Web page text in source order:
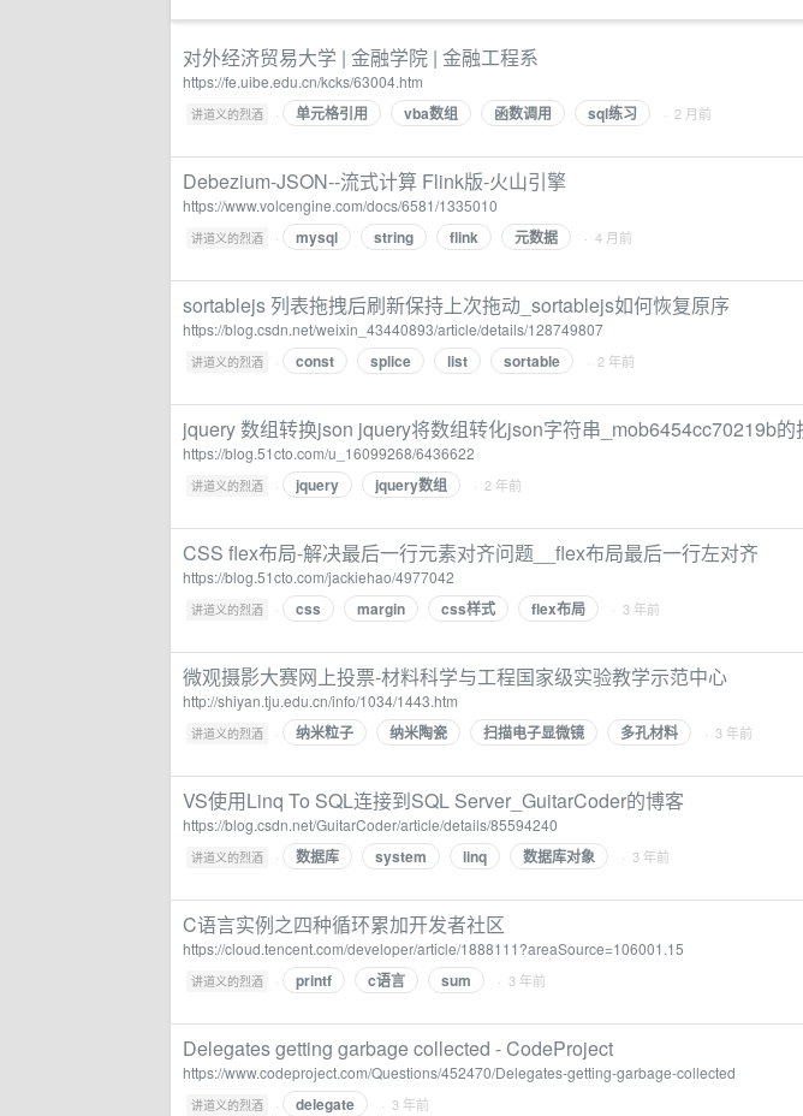
对外经济贸易大学 | 金融学院 | 金融工程系
https://fe.uibe.edu.cn/kcks/63004.htm
讲道义的烈酒 · 单元格引用 vba数组 函数调用 sql练习 · 2 月前
Debezium-JSON--流式计算 Flink版-火山引擎
https://www.volcengine.com/docs/6581/1335010
讲道义的烈酒 · mysql string flink 元数据 · 4 月前
sortablejs 列表拖拽后刷新保持上次拖动_sortablejs如何恢复原序
https://blog.csdn.net/weixin_43440893/article/details/128749807
讲道义的烈酒 · const splice list sortable · 2 年前
jquery 数组转换json jquery将数组转化json字符串_mob6454cc70219b的
https://blog.51cto.com/u_16099268/6436622
讲道义的烈酒 · jquery jquery数组 · 2 年前
CSS flex布局-解决最后一行元素对齐问题__flex布局最后一行左对齐
https://blog.51cto.com/jackiehao/4977042
讲道义的烈酒 · css margin css样式 flex布局 · 3 年前
微观摄影大赛网上投票-材料科学与工程国家级实验教学示范中心
http://shiyan.tju.edu.cn/info/1034/1443.htm
讲道义的烈酒 · 纳米粒子 纳米陶瓷 扫描电子显微镜 多孔材料 · 3 年前
VS使用Linq To SQL连接到SQL Server_GuitarCoder的博客
https://blog.csdn.net/GuitarCoder/article/details/85594240
讲道义的烈酒 · 数据库 system linq 数据库对象 · 3 年前
C语言实例之四种循环累加开发者社区
https://cloud.tencent.com/developer/article/1888111?areaSource=106001.15
讲道义的烈酒 · printf c语言 sum · 3 年前
Delegates getting garbage collected - CodeProject
https://www.codeproject.com/Questions/452470/Delegates-getting-garbage-collected
讲道义的烈酒 · delegate · 3 年前